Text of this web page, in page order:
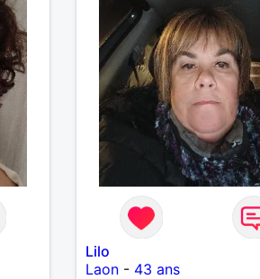
Lilo
Laon - 43 ans